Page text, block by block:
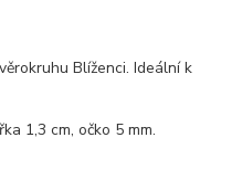
Blíženci. Ideální k
1,3 cm, očko 5 mm.